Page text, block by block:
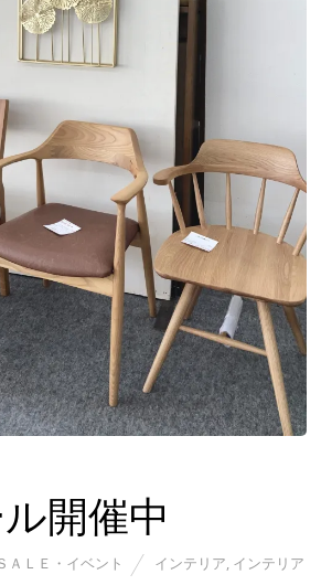
開催中
ＡＬＥ・イベント インテリア, インテリア